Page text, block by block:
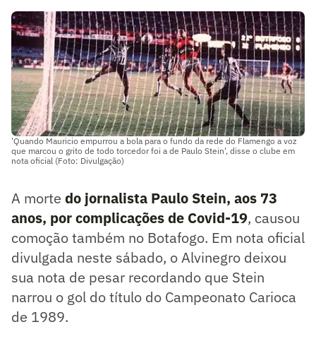
'Quando Mauricio empurrou a bola para o fundo da rede do Flamengo a voz
que marcou o grito de todo torcedor foi a de Paulo Stein', disse o clube em
nota oficial (Foto: Divulgação)
A morte do jornalista Paulo Stein, aos 73
anos, por complicações de Covid-19, causou
comoção também no Botafogo. Em nota oficial
divulgada neste sábado, o Alvinegro deixou
sua nota de pesar recordando que Stein
narrou o gol do título do Campeonato Carioca
de 1989.